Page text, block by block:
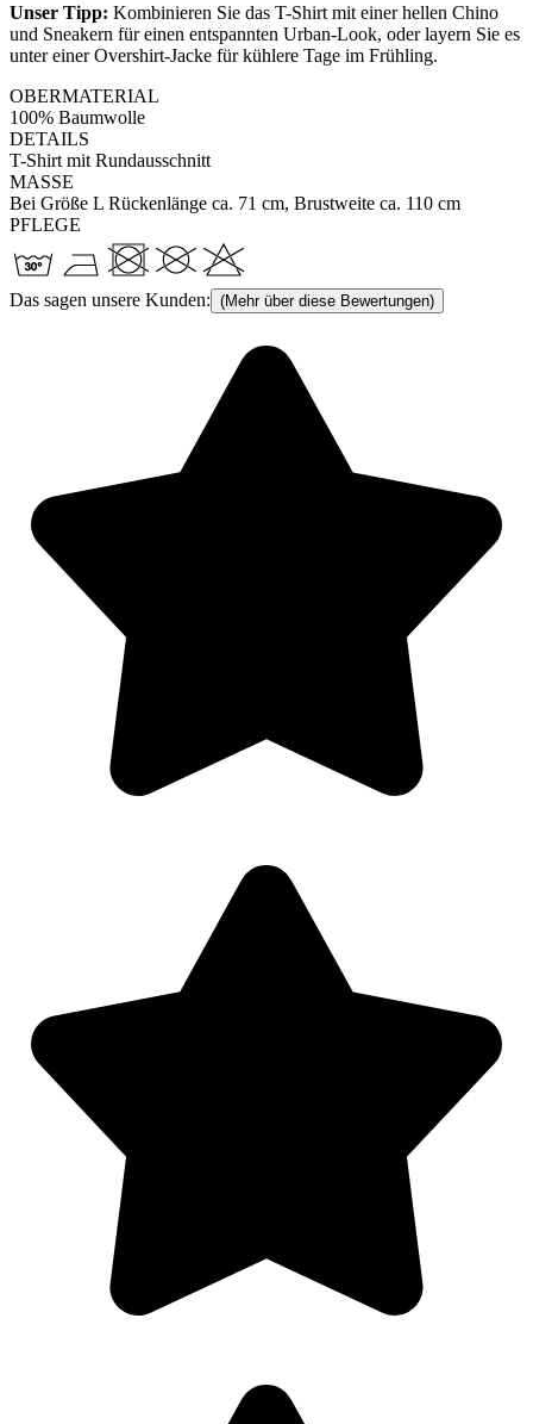
Unser Tipp: Kombinieren Sie das T-Shirt mit einer hellen Chino
und Sneakern für einen entspannten Urban-Look, oder layern Sie es
unter einer Overshirt-Jacke für kühlere Tage im Frühling.
OBERMATERIAL
100% Baumwolle
DETAILS
T-Shirt mit Rundausschnitt
MASSE
Bei Größe L Rückenlänge ca. 71 cm, Brustweite ca. 110 cm
PFLEGE
Das sagen unsere Kunden: (Mehr über diese Bewertungen)